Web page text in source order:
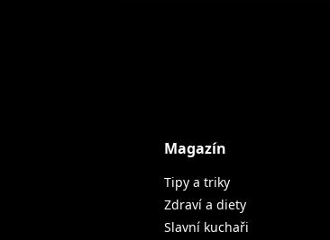
Magazín
Tipy a triky
Zdraví a diety
Slavní kuchaři